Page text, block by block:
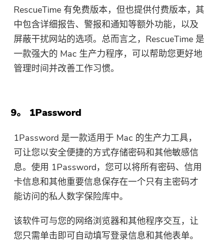
RescueTime 有免费版本，但也提供付费版本，其
中包含详细报告、警报和通知等额外功能，以及
屏蔽干扰网站的选项。总而言之，RescueTime 是
一款强大的 Mac 生产力程序，可以帮助您更好地
管理时间并改善工作习惯。
9。 1Password
1Password 是一款适用于 Mac 的生产力工具，
可让您以安全便捷的方式存储密码和其他敏感信
息。使用 1Password，您可以将所有密码、信用
卡信息和其他重要信息保存在一个只有主密码才
能访问的私人数字保险库中。
该软件可与您的网络浏览器和其他程序交互，让
您只需单击即可自动填写登录信息和其他表单。